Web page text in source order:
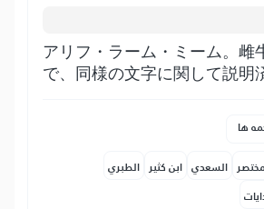
アリフ・ラーム・ミーム。雌
で、同様の文字に関して説明
ها
السعدي ابن كثير الطبري